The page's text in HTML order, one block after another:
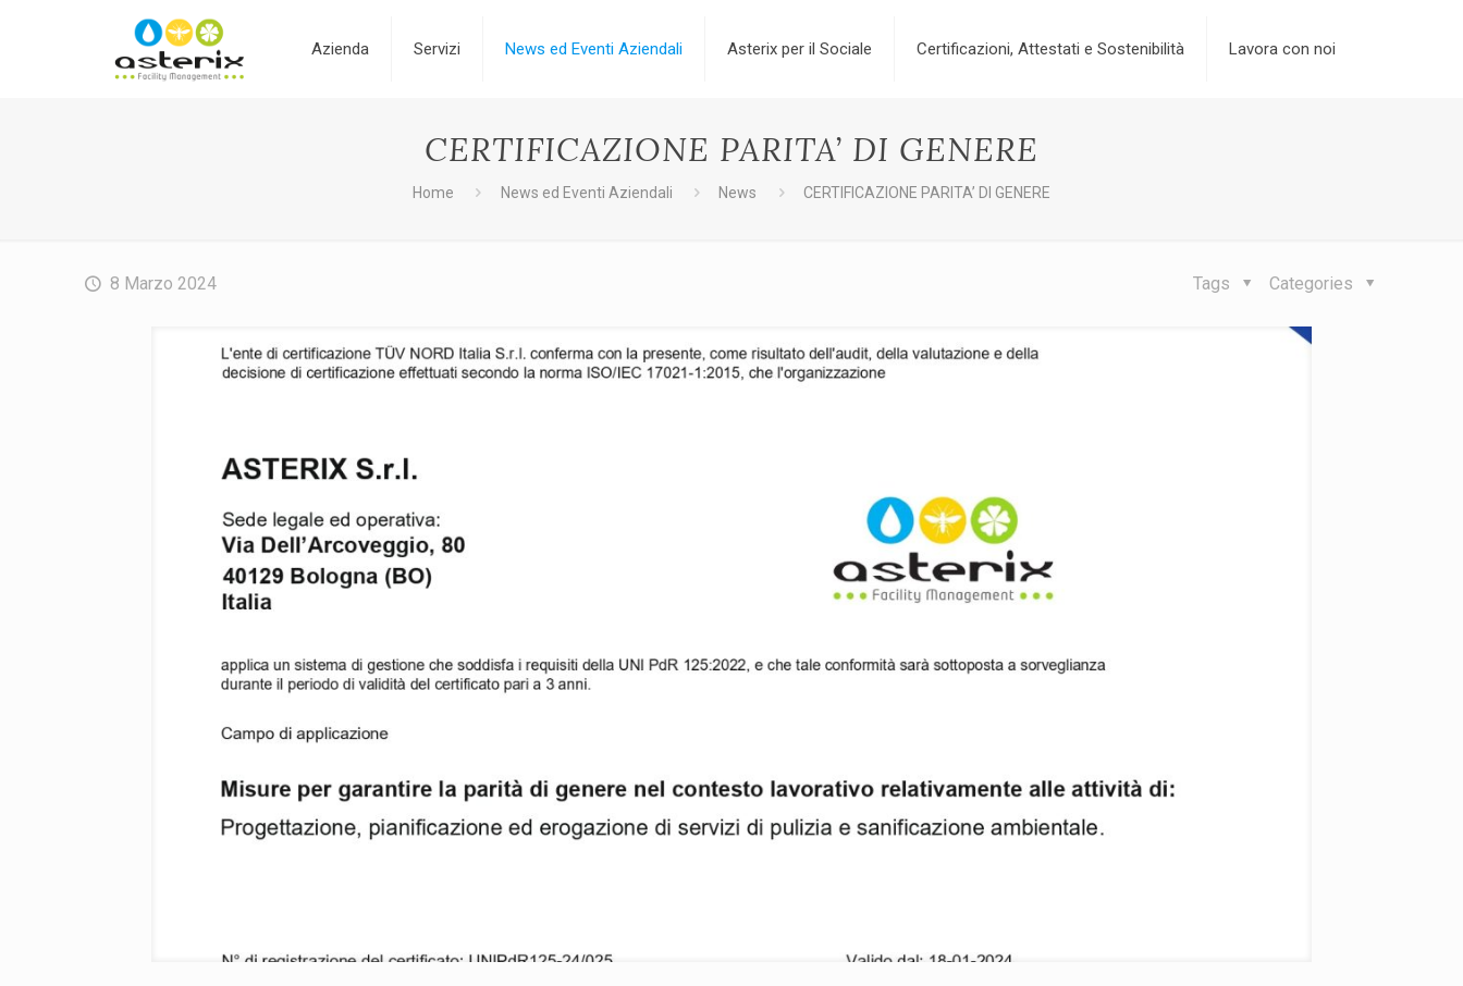
Azienda Servizi News ed Eventi Aziendali Asterix per il Sociale Certificazioni, Attestati e Sostenibilità Lavora con noi
CERTIFICAZIONE PARITA’ DI GENERE
Home News ed Eventi Aziendali News CERTIFICAZIONE PARITA’ DI GENERE
8 Marzo 2024 Categories
Tags